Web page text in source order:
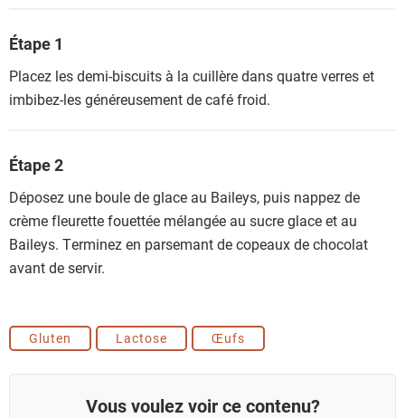
Étape 1
Placez les demi-biscuits à la cuillère dans quatre verres et
imbibez-les généreusement de café froid.
Étape 2
Déposez une boule de glace au Baileys, puis nappez de
crème fleurette fouettée mélangée au sucre glace et au
Baileys. Terminez en parsemant de copeaux de chocolat
avant de servir.
Gluten Lactose Œufs
Vous voulez voir ce contenu?